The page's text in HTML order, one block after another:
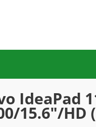
IdeaPad
15.6"/HD